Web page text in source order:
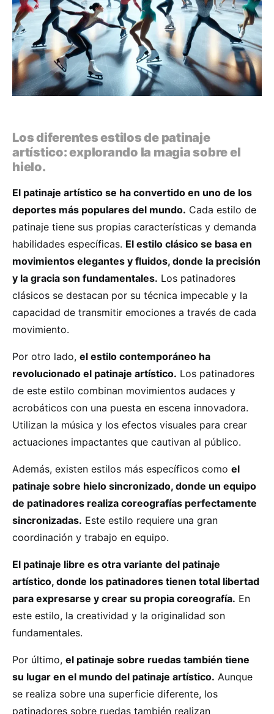
Los diferentes estilos de patinaje
artístico: explorando la magia sobre el
hielo.
El patinaje artístico se ha convertido en uno de los
deportes más populares del mundo. Cada estilo de
patinaje tiene sus propias características y demanda
habilidades específicas. El estilo clásico se basa en
movimientos elegantes y fluidos, donde la precisión
y la gracia son fundamentales. Los patinadores
clásicos se destacan por su técnica impecable y la
capacidad de transmitir emociones a través de cada
movimiento.
Por otro lado, el estilo contemporáneo ha
revolucionado el patinaje artístico. Los patinadores
de este estilo combinan movimientos audaces y
acrobáticos con una puesta en escena innovadora.
Utilizan la música y los efectos visuales para crear
actuaciones impactantes que cautivan al público.
Además, existen estilos más específicos como el
patinaje sobre hielo sincronizado, donde un equipo
de patinadores realiza coreografías perfectamente
sincronizadas. Este estilo requiere una gran
coordinación y trabajo en equipo.
El patinaje libre es otra variante del patinaje
artístico, donde los patinadores tienen total libertad
para expresarse y crear su propia coreografía. En
este estilo, la creatividad y la originalidad son
fundamentales.
Por último, el patinaje sobre ruedas también tiene
su lugar en el mundo del patinaje artístico. Aunque
se realiza sobre una superficie diferente, los
patinadores sobre ruedas también realizan